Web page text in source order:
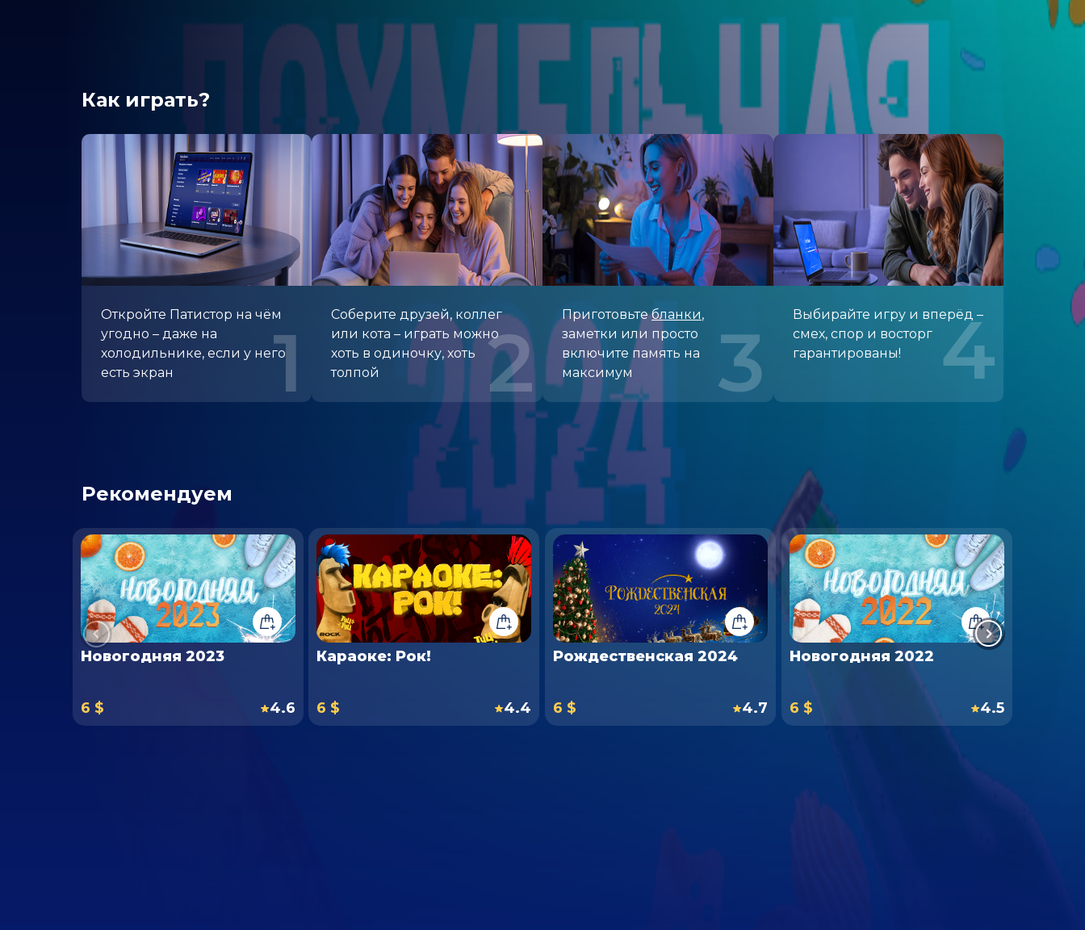
Как играть?
Откройте Патистор на чём
угодно – даже на
холодильнике, если у него
есть экран
1
Соберите друзей, коллег
или кота – играть можно
хоть в одиночку, хоть
толпой
2 Приготовьтебланки,
заметки или просто
включите память на
максимум
3
Выбирайте игру и вперёд –
смех, спор и восторг
гарантированы!
4
Рекомендуем
Новогодняя 2023
6 $ 4.6
Караоке: Рок!
6 $ 4.4
Рождественская 2024
6 $ 4.7
Новогодняя 2022
6 $ 4.5